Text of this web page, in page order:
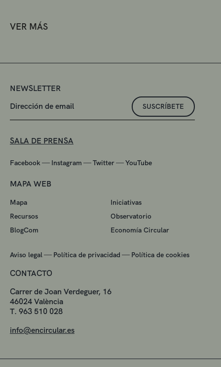
VER MÁS
NEWSLETTER
SUSCRÍBETE
SALA DE PRENSA
Facebook — Instagram —Twitter—YouTube
MAPA WEB
Mapa
Iniciativas
Recursos
Observatorio
BlogCom
Economía Circular
Aviso legal — Política de privacidad — Política de cookies
CONTACTO
Carrer de Joan Verdeguer, 16
46024 València
T. 963 510 028
info@encircular.es